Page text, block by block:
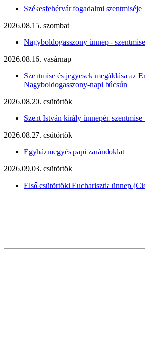
Székesfehérvár fogadalmi szentmiséje
2026.08.15. szombat
Nagyboldogasszony ünnep - szentmise
2026.08.16. vasárnap
Szentmise és jegyesek megáldása az
Nagyboldogasszony-napi búcsún
2026.08.20. csütörtök
Szent István király ünnepén szentmise
2026.08.27. csütörtök
Egyházmegyés papi zarándoklat
2026.09.03. csütörtök
Első csütörtöki Eucharisztia ünnep